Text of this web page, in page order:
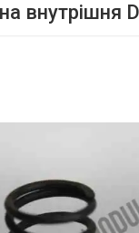
внутрішня